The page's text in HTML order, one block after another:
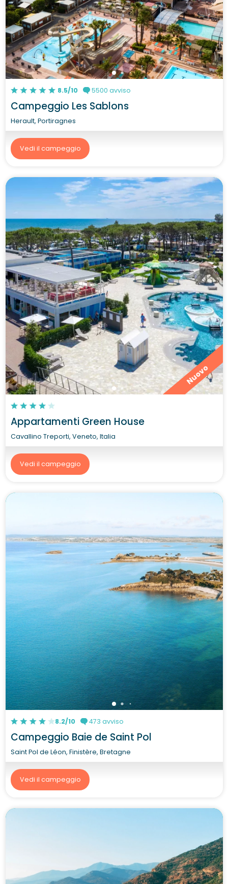
8.5/10 5500 avviso
Campeggio Les Sablons
Herault, Portiragnes
Vedi il campeggio
Nuovo
Appartamenti Green House
Cavallino Treporti, Veneto, Italia
Vedi il campeggio
8.2/10 473 avviso
Campeggio Baie de Saint Pol
Saint Pol de Léon, Finistère, Bretagne
Vedi il campeggio